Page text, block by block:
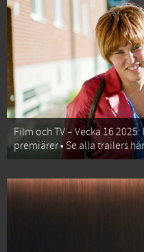
Film och TV – Vecka 16
premiärer • Se alla trailers här